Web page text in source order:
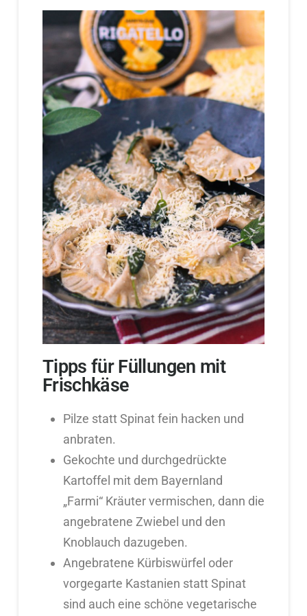
Tipps für Füllungen mit
Frischkäse
Pilze statt Spinat fein hacken und
anbraten.
Gekochte und durchgedrückte
Kartoffel mit dem Bayernland
„Farmi“ Kräuter vermischen, dann die
angebratene Zwiebel und den
Knoblauch dazugeben.
Angebratene Kürbiswürfel oder
vorgegarte Kastanien statt Spinat
sind auch eine schöne vegetarische